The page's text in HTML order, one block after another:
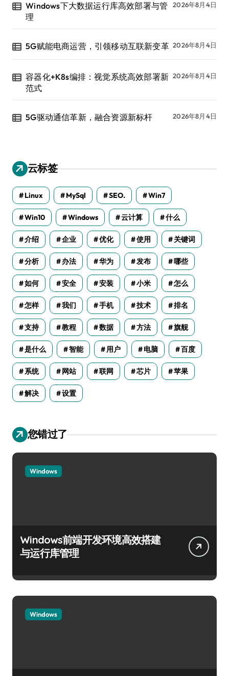
Windows下大数据运行库高效部署与管
理
2026年8月4日
5G赋能电商运营，引领移动互联新变革 2026年8月4日
容器化+K8s编排：视觉系统高效部署新
范式
2026年8月4日
5G驱动通信革新，融合资源新标杆 2026年8月4日
云标签
Linux MySql SEO. Win7
Win10 Windows 云计算 什么
介绍 企业 优化 使用 关键词
分析 办法 华为 发布 哪些
如何 安全 安装 小米 怎么
怎样 我们 手机 技术 排名
支持 教程 数据 方法 旗舰
是什么 智能 用户 电脑 百度
系统 网站 联网 芯片 苹果
解决 设置
您错过了
Windows
Windows前端开发环境高效搭建
与运行库管理
Windows